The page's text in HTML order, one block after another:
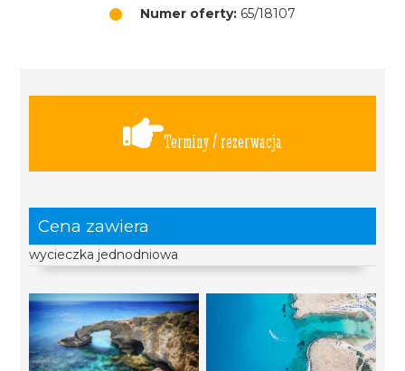
Numer oferty: 65/18107
Terminy / rezerwacja
Cena zawiera
wycieczka jednodniowa